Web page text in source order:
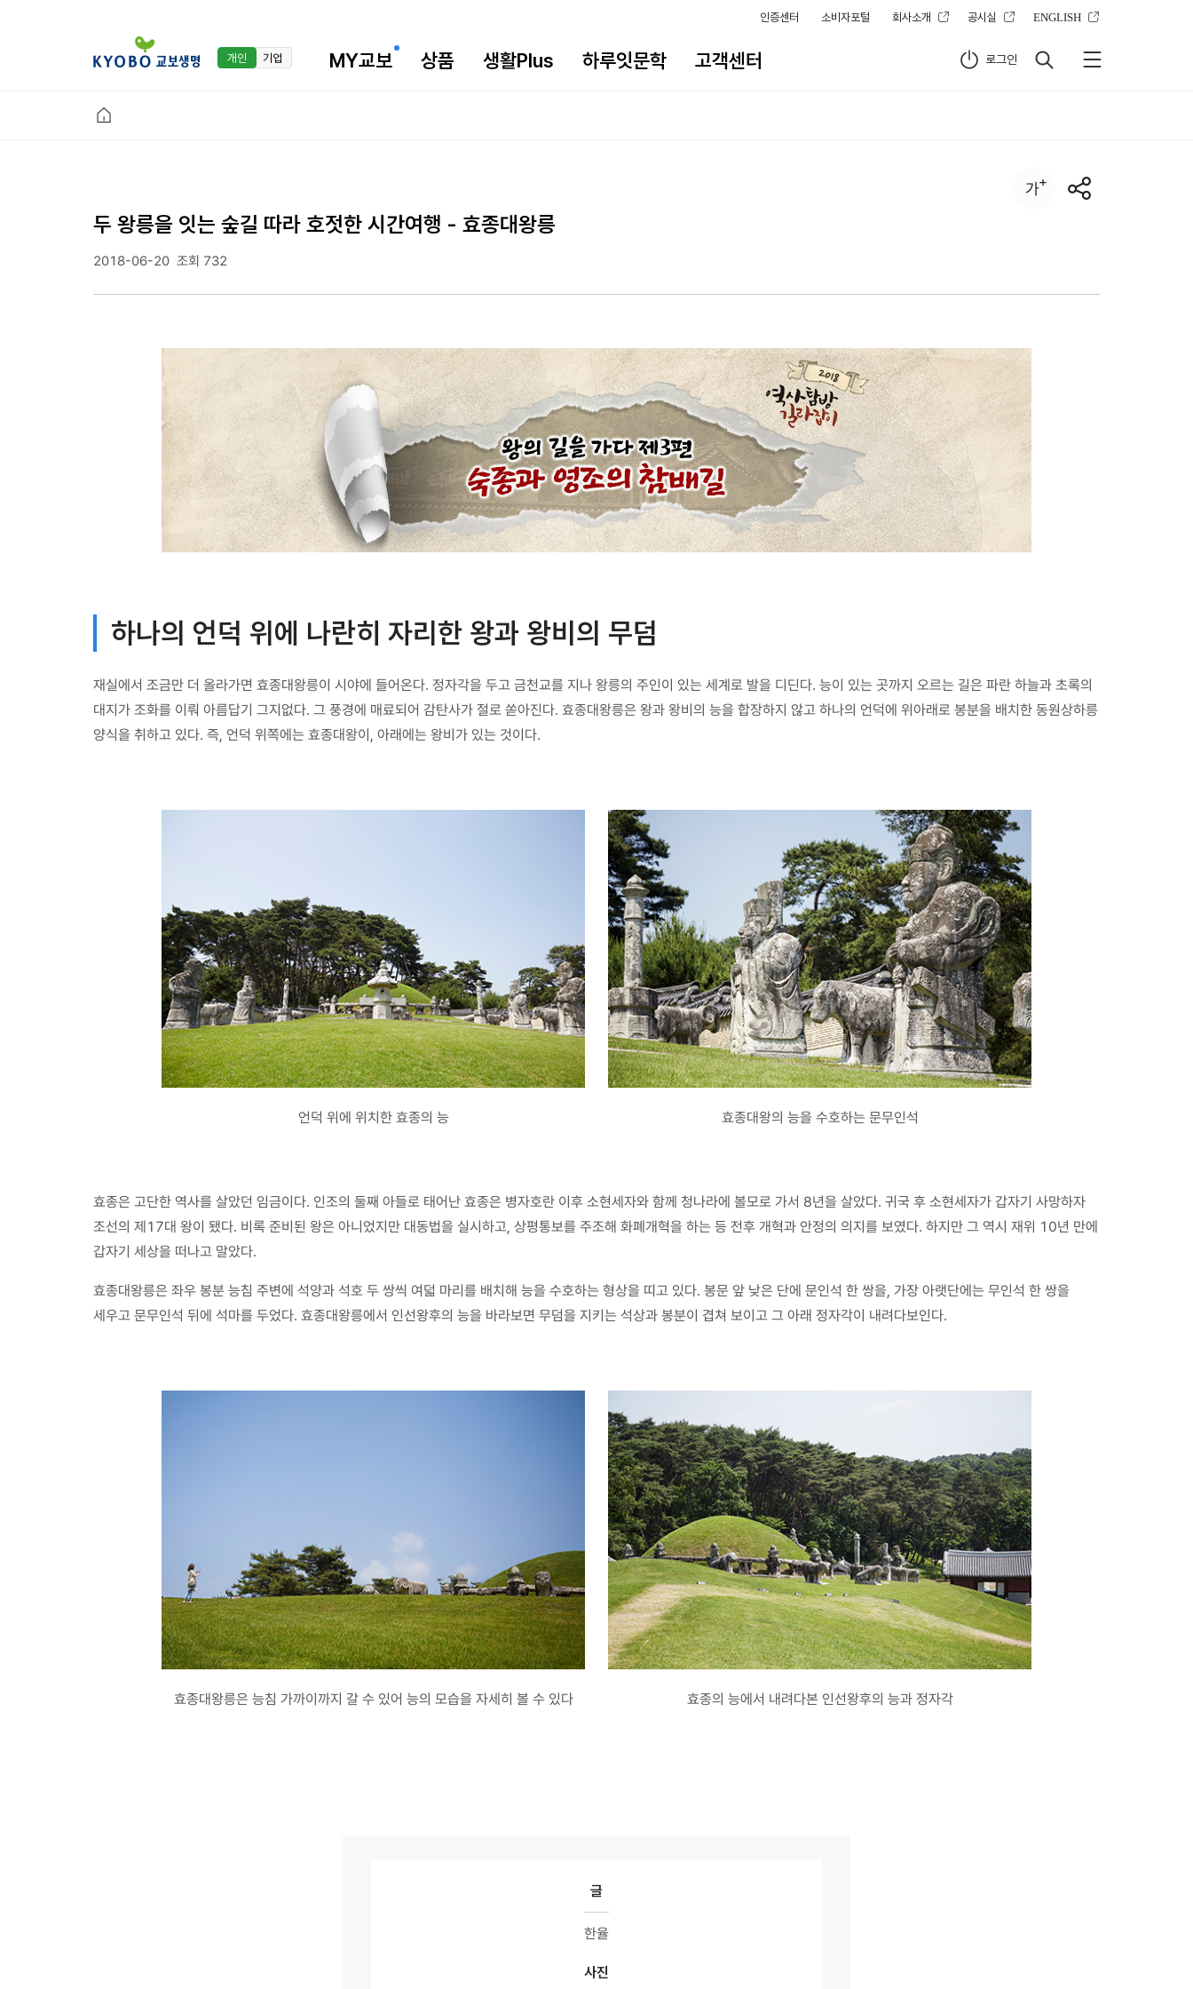
인증센터 소비자포털 회사소개 공시실 ENGLISH
개인 기업 MY교보 상품 생활Plus 하루잇문학 고객센터 로그인
두 왕릉을 잇는 숲길 따라 호젓한 시간여행 - 효종대왕릉
2018-06-20 조회 732
하나의 언덕 위에 나란히 자리한 왕과 왕비의 무덤
재실에서 조금만 더 올라가면 효종대왕릉이 시야에 들어온다. 정자각을 두고 금천교를 지나 왕릉의 주인이 있는 세계로 발을 디딘다. 능이 있는 곳까지 오르는 길은 파란 하늘과 초록의
대지가 조화를 이뤄 아름답기 그지없다. 그 풍경에 매료되어 감탄사가 절로 쏟아진다. 효종대왕릉은 왕과 왕비의 능을 합장하지 않고 하나의 언덕에 위아래로 봉분을 배치한 동원상하릉
양식을 취하고 있다. 즉, 언덕 위쪽에는 효종대왕이, 아래에는 왕비가 있는 것이다.
언덕 위에 위치한 효종의 능 효종대왕의 능을 수호하는 문무인석
효종은 고단한 역사를 살았던 임금이다. 인조의 둘째 아들로 태어난 효종은 병자호란 이후 소현세자와 함께 청나라에 볼모로 가서 8년을 살았다. 귀국 후 소현세자가 갑자기 사망하자
조선의 제17대 왕이 됐다. 비록 준비된 왕은 아니었지만 대동법을 실시하고, 상평통보를 주조해 화폐개혁을 하는 등 전후 개혁과 안정의 의지를 보였다. 하지만 그 역시 재위 10년 만에
갑자기 세상을 떠나고 말았다.
효종대왕릉은 좌우 봉분 능침 주변에 석양과 석호 두 쌍씩 여덟 마리를 배치해 능을 수호하는 형상을 띠고 있다. 봉문 앞 낮은 단에 문인석 한 쌍을, 가장 아랫단에는 무인석 한 쌍을
세우고 문무인석 뒤에 석마를 두었다. 효종대왕릉에서 인선왕후의 능을 바라보면 무덤을 지키는 석상과 봉분이 겹쳐 보이고 그 아래 정자각이 내려다보인다.
효종대왕릉은 능침 가까이까지 갈 수 있어 능의 모습을 자세히 볼 수 있다 효종의 능에서 내려다본 인선왕후의 능과 정자각
글
한율
사진